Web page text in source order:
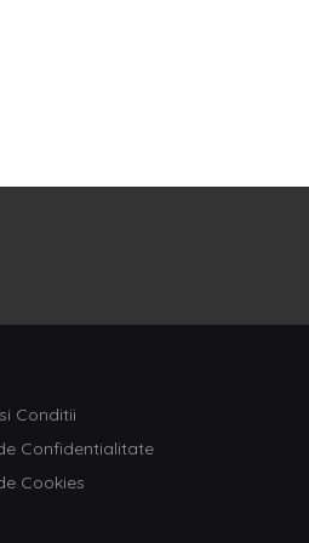
Conditii
Confidentialitate
Cookies